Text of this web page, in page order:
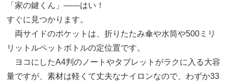
「家の鍵くん」――はい！
すぐに見つかります。
両サイドのポケットは、折りたたみ傘や水筒や500ミリ
リットルペットボトルの定位置です。
ヨコにしたA4判のノートやタブレットがラクに入る大容
量ですが、素材は軽くて丈夫なナイロンなので、わずか33